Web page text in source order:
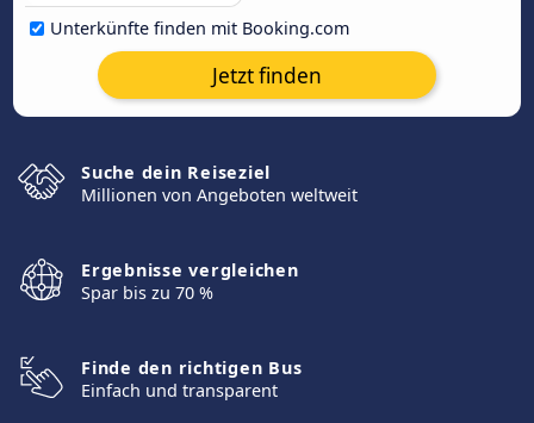
Unterkünfte finden mit Booking.com
Jetzt finden
Suche dein Reiseziel
Millionen von Angeboten weltweit
Ergebnisse vergleichen
Spar bis zu 70 %
Finde den richtigen Bus
Einfach und transparent